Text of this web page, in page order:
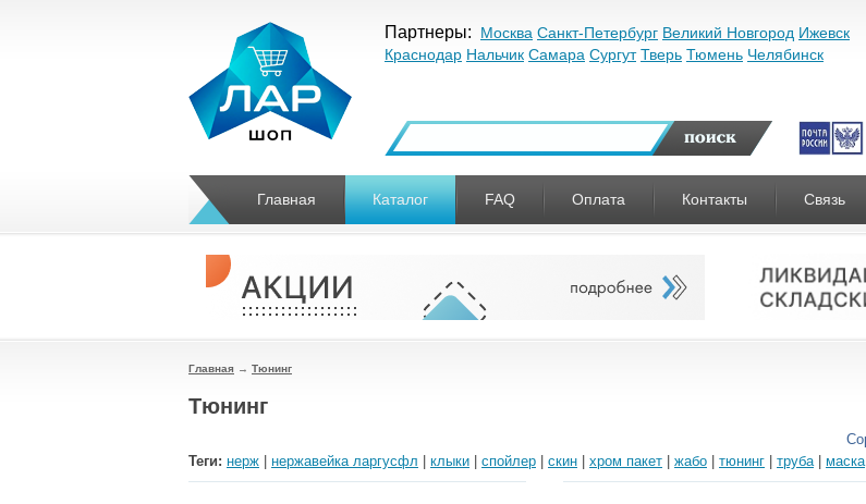
Партнеры: Москва Санкт-Петербург Великий Новгород Ижевск
Краснодар Нальчик Самара Сургут Тверь Тюмень Челябинск
Главная Каталог FAQ Оплата Контакты Связь
Главная → Тюнинг
Тюнинг
Теги: нерж нержавейка ларгусфл клыки спойлер скин хром пакет жабо тюнинг труба| маска